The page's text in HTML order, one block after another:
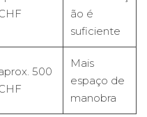
ão é
suficiente
500
Mais
espaço de
manobra